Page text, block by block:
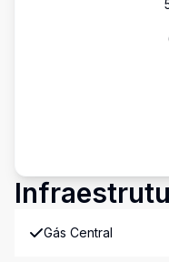
Gás Central